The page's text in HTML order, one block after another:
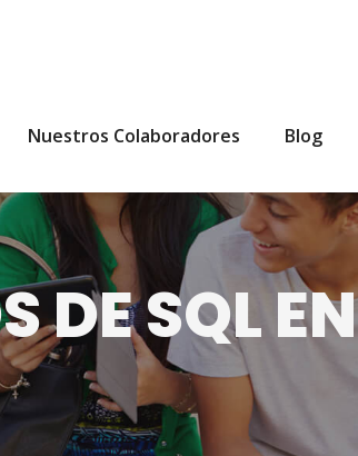
Nuestros Colaboradores Blog
DE SQL EN